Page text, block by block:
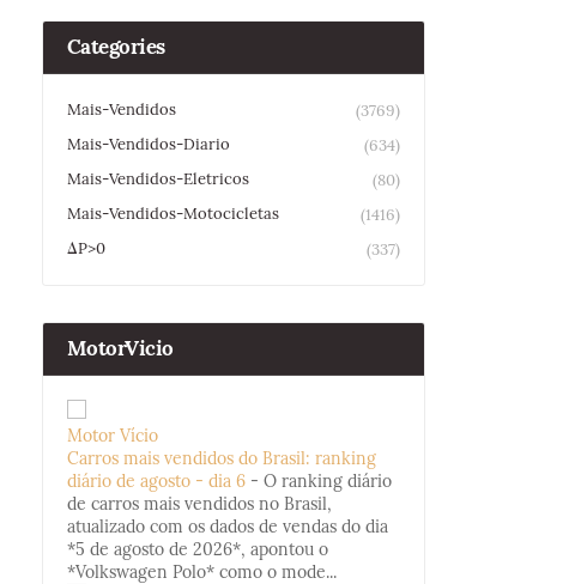
Categories
Mais-Vendidos
(3769)
Mais-Vendidos-Diario
(634)
Mais-Vendidos-Eletricos
(80)
Mais-Vendidos-Motocicletas
(1416)
ΔP>0
(337)
MotorVicio
Motor Vício
Carros mais vendidos do Brasil: ranking
diário de agosto - dia 6 - O ranking diário
de carros mais vendidos no Brasil,
atualizado com os dados de vendas do dia
*5 de agosto de 2026*, apontou o
*Volkswagen Polo* como o mode...